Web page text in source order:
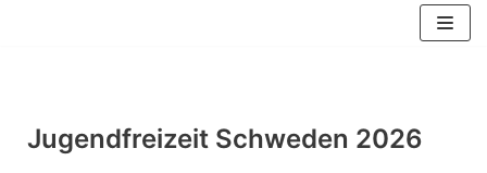
Jugendfreizeit Schweden 2026